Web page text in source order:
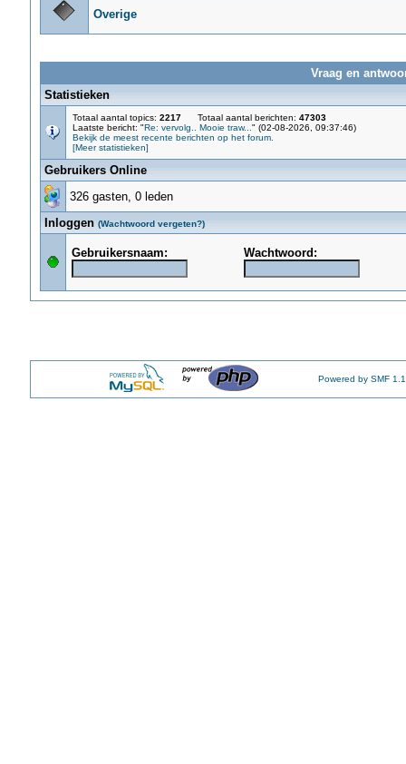
Overige
Vraag en
Statistieken
Totaal aantal topics: 2217Totaal aantal berichten: 47303
Laatste bericht: "Re: vervolg.. Mooie traw... " (02-08-2026, 09:37:46)
Bekijk de meest recente berichten op het forum.
[Meer statistieken]
Gebruikers Online
326 gasten, 0 leden
Inloggen (Wachtwoord vergeten?)
Gebruikersnaam: Wachtwoord:
Powered by SMF